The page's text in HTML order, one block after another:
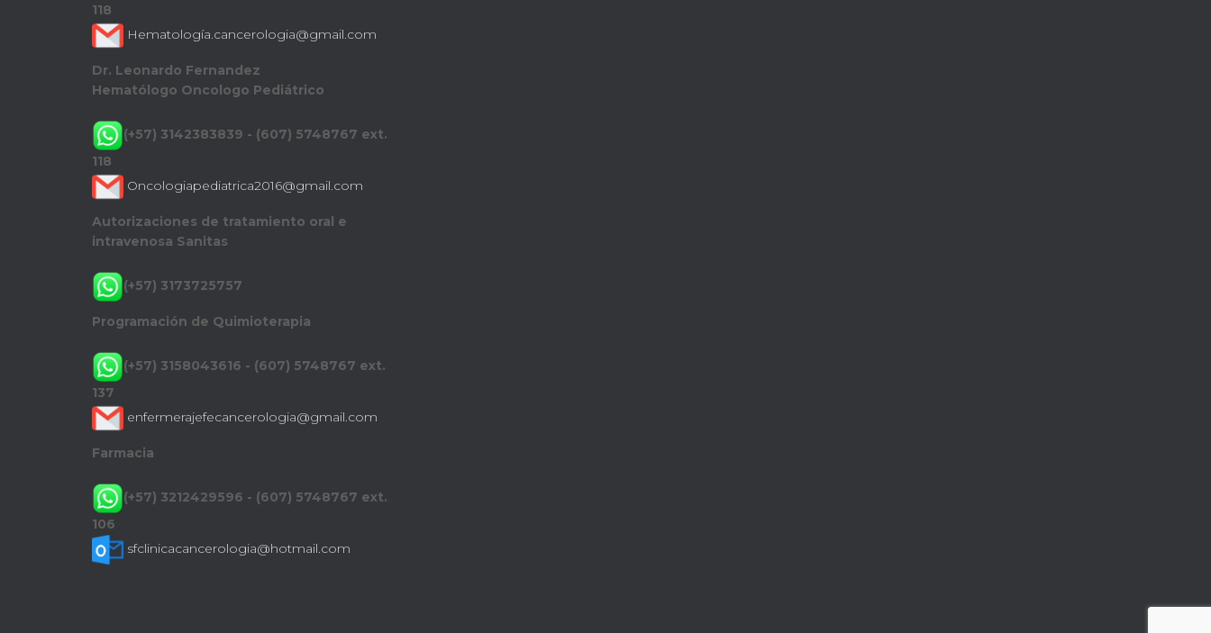
118
Hematología.cancerologia@gmail.com
Dr. Leonardo Fernandez
Hematólogo Oncologo Pediátrico
(+57) 3142383839 - (607) 5748767 ext.
118
Oncologiapediatrica2016@gmail.com
Autorizaciones de tratamiento oral e
intravenosa Sanitas
(+57) 3173725757
Programación de Quimioterapia
(+57) 3158043616 - (607) 5748767 ext.
137
enfermerajefecancerologia@gmail.com
Farmacia
(+57) 3212429596 - (607) 5748767 ext.
106
sfclinicacancerologia@hotmail.com